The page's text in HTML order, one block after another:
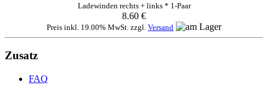
Ladewinden rechts + links * 1-Paar
8.60 €
Preis inkl. 19.00% MwSt. zzgl. Versand
Zusatz
FAQ